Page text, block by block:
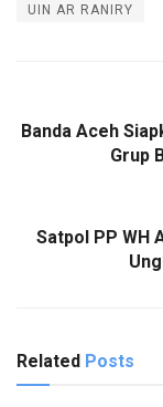
UIN AR RANIRY
Banda Aceh
Grup
Satpol PP WH
Related Posts